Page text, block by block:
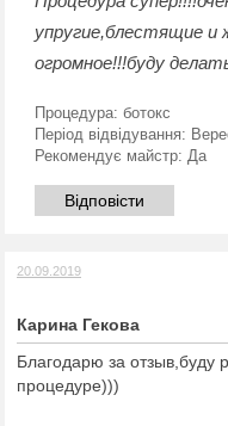
упругие,блестящие и
огромное!!!буду
Процедура: ботокс
Період відвідування:
Рекомендує майстр: Да
Відповісти
20.09.2019
Карина Гекова
Благодарю за отзыв,буду
процедуре)))